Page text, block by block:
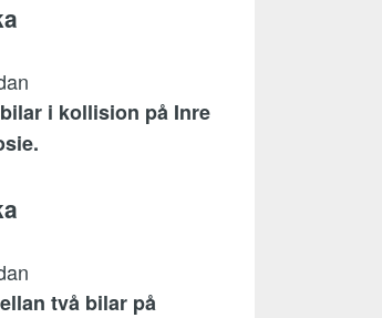
i kollision på Inre
två bilar på